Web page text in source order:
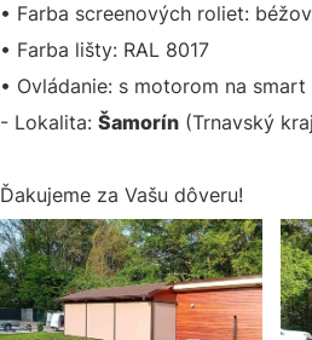
• Farba screenových roliet:
• Farba lišty: RAL 8017
• Ovládanie: s motorom na
- Lokalita: Šamorín (Trnavský
Ďakujeme za Vašu dôveru!